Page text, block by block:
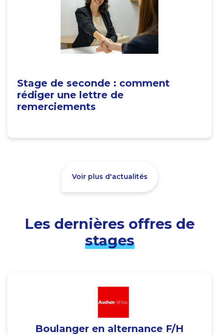
Stage de seconde : comment
rédiger une lettre de
remerciements
Voir plus d'actualités
Les dernières offres de
stages
Boulanger en alternance F/H